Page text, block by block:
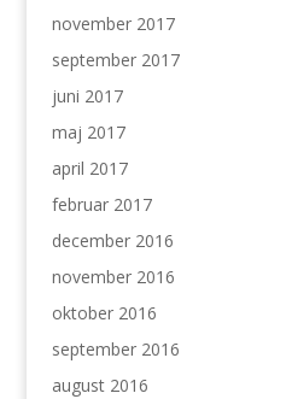
november 2017
september 2017
juni 2017
maj 2017
april 2017
februar 2017
december 2016
november 2016
oktober 2016
september 2016
august 2016